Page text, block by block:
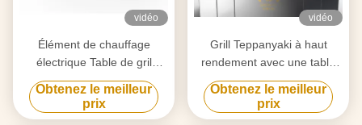
vidéo
Élément de chauffage
électrique Table de gril
Teppanyaki pour la
purification personnalisée
selon vos besoins
Obtenez le meilleur
prix
vidéo
Grill Teppanyaki à haut
rendement avec une table
de 20 mm en acier allié de
qualité alimentaire et un
chauffage intelligent
Obtenez le meilleur
prix